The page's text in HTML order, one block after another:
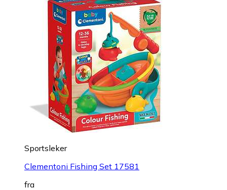
Sportsleker
Clementoni Fishing Set 17581
fra